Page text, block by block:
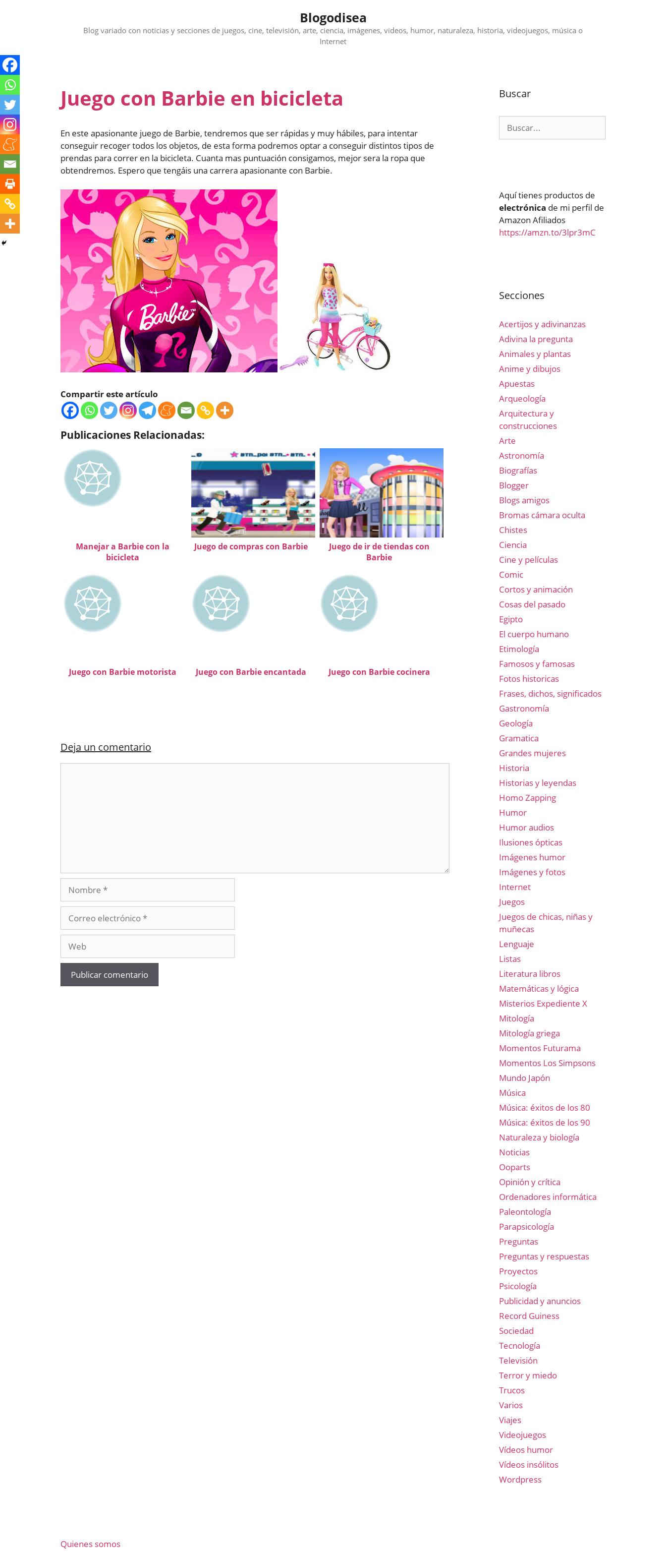
Blogodisea
Blog variado con noticias y secciones de juegos, cine, televisión, arte, ciencia, imágenes, videos, humor, naturaleza, historia, videojuegos, música o
Internet
Juego con Barbie en bicicleta
En este apasionante juego de Barbie, tendremos que ser rápidas y muy hábiles, para intentar
conseguir recoger todos los objetos, de esta forma podremos optar a conseguir distintos tipos de
prendas para correr en la bicicleta. Cuanta mas puntuación consigamos, mejor sera la ropa que
obtendremos. Espero que tengáis una carrera apasionante con Barbie.
Compartir este artículo
Publicaciones Relacionadas:
Manejar a Barbie con la
bicicleta
Juego de compras con Barbie
Juego de ir de tiendas con
Barbie
Juego con Barbie motorista Juego con Barbie encantada Juego con Barbie cocinera
Deja un comentario
Nombre
electrónico
Buscar
Aquí tienes productos de
electrónica de mi perfil de
Amazon Afiliados
https://amzn.to/3lpr3mC
Secciones
Acertijos y adivinanzas
Adivina la pregunta
Animales y plantas
Anime y dibujos
Apuestas
Arqueología
Arquitectura y
construcciones
Arte
Astronomía
Biografías
Blogger
Blogs amigos
Bromas cámara oculta
Chistes
Ciencia
Cine y películas
Comic
Cortos y animación
Cosas del pasado
Egipto
El cuerpo humano
Etimología
Famosos y famosas
Fotos historicas
Frases, dichos, significados
Gastronomía
Geología
Gramatica
Grandes mujeres
Historia
Historias y leyendas
Homo Zapping
Humor
Humor audios
Ilusiones ópticas
Imágenes humor
Imágenes y fotos
Internet
Juegos
Juegos de chicas, niñas y
muñecas
Lenguaje
Listas
Literatura libros
Matemáticas y lógica
Misterios Expediente X
Mitología
Mitología griega
Momentos Futurama
Momentos Los Simpsons
Mundo Japón
Música
Música: éxitos de los 80
Música: éxitos de los 90
Naturaleza y biología
Noticias
Ooparts
Opinión y crítica
Ordenadores informática
Paleontología
Parapsicología
Preguntas
Preguntas y respuestas
Proyectos
Psicología
Publicidad y anuncios
Record Guiness
Sociedad
Tecnología
Televisión
Terror y miedo
Trucos
Varios
Viajes
Videojuegos
Vídeos humor
Vídeos insólitos
Wordpress
Quienes somos